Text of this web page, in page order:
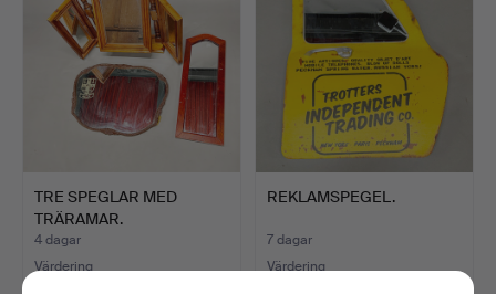
TRE SPEGLAR MED
TRÄRAMAR.
4 dagar
Värdering
REKLAMSPEGEL.
7 dagar
Värdering